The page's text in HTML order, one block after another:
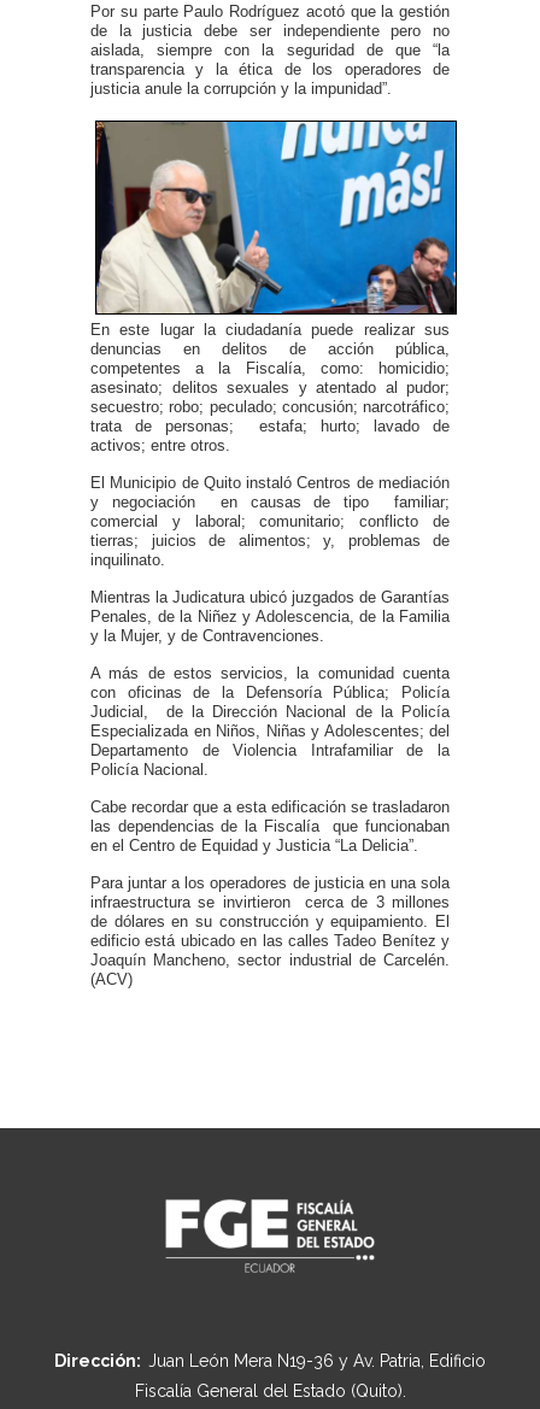
Por su parte Paulo Rodríguez acotó que la gestión
de la justicia debe ser independiente pero no
aislada, siempre con la seguridad de que “la
transparencia y la ética de los operadores de
justicia anule la corrupción y la impunidad”.
En este lugar la ciudadanía puede realizar sus
denuncias en delitos de acción pública,
competentes a la Fiscalía, como: homicidio;
asesinato; delitos sexuales y atentado al pudor;
secuestro; robo; peculado; concusión; narcotráfico;
trata de personas; estafa; hurto; lavado de
activos; entre otros.
El Municipio de Quito instaló Centros de mediación
y negociación en causas de tipo familiar;
comercial y laboral; comunitario; conflicto de
tierras; juicios de alimentos; y, problemas de
inquilinato.
Mientras la Judicatura ubicó juzgados de Garantías
Penales, de la Niñez y Adolescencia, de la Familia
y la Mujer, y de Contravenciones.
A más de estos servicios, la comunidad cuenta
con oficinas de la Defensoría Pública; Policía
Judicial, de la Dirección Nacional de la Policía
Especializada en Niños, Niñas y Adolescentes; del
Departamento de Violencia Intrafamiliar de la
Policía Nacional.
Cabe recordar que a esta edificación se trasladaron
las dependencias de la Fiscalía que funcionaban
en el Centro de Equidad y Justicia “La Delicia”.
Para juntar a los operadores de justicia en una sola
infraestructura se invirtieron cerca de 3 millones
de dólares en su construcción y equipamiento. El
edificio está ubicado en las calles Tadeo Benítez y
Joaquín Mancheno, sector industrial de Carcelén.
(ACV)
Dirección: Juan León Mera N19-36 y Av. Patria, Edificio
Fiscalía General del Estado (Quito).